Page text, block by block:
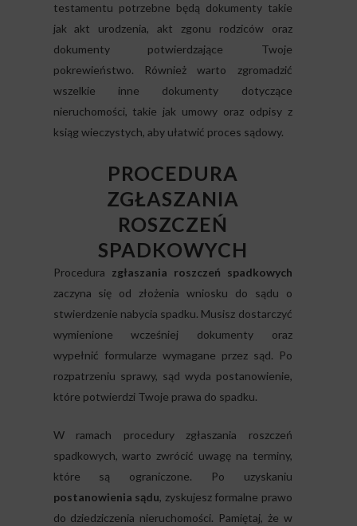
testamentu potrzebne będą dokumenty takie
jak akt urodzenia, akt zgonu rodziców oraz
dokumenty potwierdzające Twoje
pokrewieństwo. Również warto zgromadzić
wszelkie inne dokumenty dotyczące
nieruchomości, takie jak umowy oraz odpisy z
ksiąg wieczystych, aby ułatwić proces sądowy.
PROCEDURA
ZGŁASZANIA
ROSZCZEŃ
SPADKOWYCH
Procedura zgłaszania roszczeń spadkowych
zaczyna się od złożenia wniosku do sądu o
stwierdzenie nabycia spadku. Musisz dostarczyć
wymienione wcześniej dokumenty oraz
wypełnić formularze wymagane przez sąd. Po
rozpatrzeniu sprawy, sąd wyda postanowienie,
które potwierdzi Twoje prawa do spadku.
W ramach procedury zgłaszania roszczeń
spadkowych, warto zwrócić uwagę na terminy,
które są ograniczone. Po uzyskaniu
postanowienia sądu, zyskujesz formalne prawo
do dziedziczenia nieruchomości. Pamiętaj, że w